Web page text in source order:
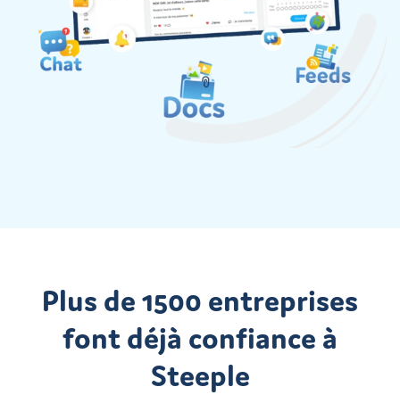
Plus de 1500 entreprises
font déjà confiance à
Steeple